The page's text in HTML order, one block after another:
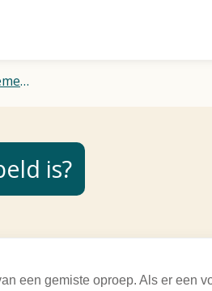
is?
een gemiste oproep. Als er een